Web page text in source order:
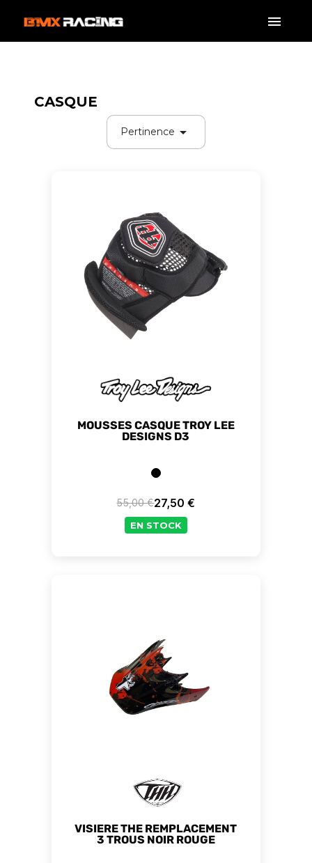
CASQUE
Pertinence 
MOUSSES CASQUE TROY LEE
DESIGNS D3
Prix de base
55,00 €Prix
27,50 €
EN STOCK
VISIERE THE REMPLACEMENT
3 TROUS NOIR ROUGE